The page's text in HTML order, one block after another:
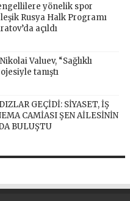
yönelik spor
Rusya Halk Programı
açıldı
Valuev, “Sağlıklı
tanıştı
GEÇİDİ: SİYASET, İŞ
CAMİASI ŞEN AİLESİNİN
BULUŞTU